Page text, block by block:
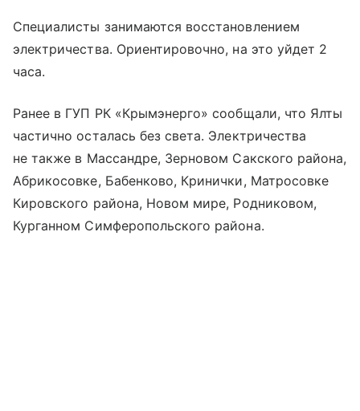
Специалисты занимаются восстановлением
электричества. Ориентировочно, на это уйдет 2
часа.
Ранее в ГУП РК «Крымэнерго» сообщали, что Ялты
частично осталась без света. Электричества
не также в Массандре, Зерновом Сакского района,
Абрикосовке, Бабенково, Кринички, Матросовке
Кировского района, Новом мире, Родниковом,
Курганном Симферопольского района.